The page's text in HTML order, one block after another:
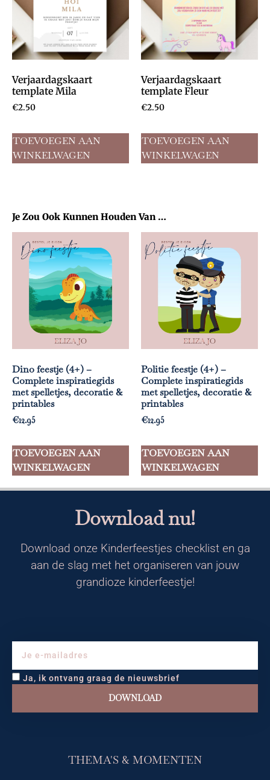
Verjaardagskaart
template Mila
€2.50
TOEVOEGEN AAN
WINKELWAGEN
Verjaardagskaart
template Fleur
€2.50
TOEVOEGEN AAN
WINKELWAGEN
Je Zou Ook Kunnen Houden Van …
Dino feestje (4+) –
Complete inspiratiegids
met spelletjes, decoratie &
printables
€12.95
TOEVOEGEN AAN
WINKELWAGEN
Politie feestje (4+) –
Complete inspiratiegids
met spelletjes, decoratie &
printables
€12.95
TOEVOEGEN AAN
WINKELWAGEN
Download nu!
Download onze Kinderfeestjes checklist en ga
aan de slag met het organiseren van jouw
grandioze kinderfeestje!
Ja, ik ontvang graag de nieuwsbrief
DOWNLOAD
THEMA'S & MOMENTEN